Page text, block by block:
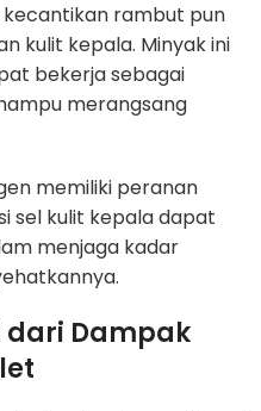
rambut pun
kulit kepala. Minyak ini
bekerja sebagai
merangsang
memiliki peranan
sel kulit kepala dapat
menjaga kadar
dari Dampak